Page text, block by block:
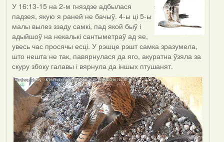
У 16:13-15 на 2-м гняздзе адбылася
падзея, якую я раней не бачыў. 4-ы ці 5-ы
малы вылез ззаду самкі, пад якой быў і
адыйшоў на некалькі сантыметраў ад яе,
увесь час просячы есці. У рэшце рэшт самка зразумела,
што нешта не так, павярнулася да яго, акуратна ўзяла за
скуру збоку галавы і вярнула да іншых птушанят.